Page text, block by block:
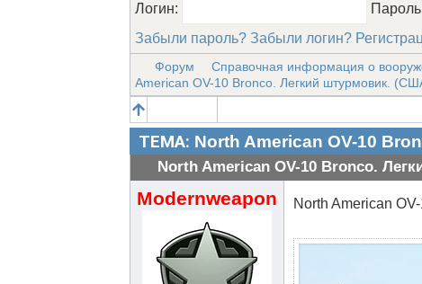
Логин:
Забыли пароль? Забыли логин?
Форум Справочная информация о
American OV-10 Bronco. Легкий штурмовик.
ТЕМА: North American OV-10
North American OV-10 Bronco.
Modernweapon North American